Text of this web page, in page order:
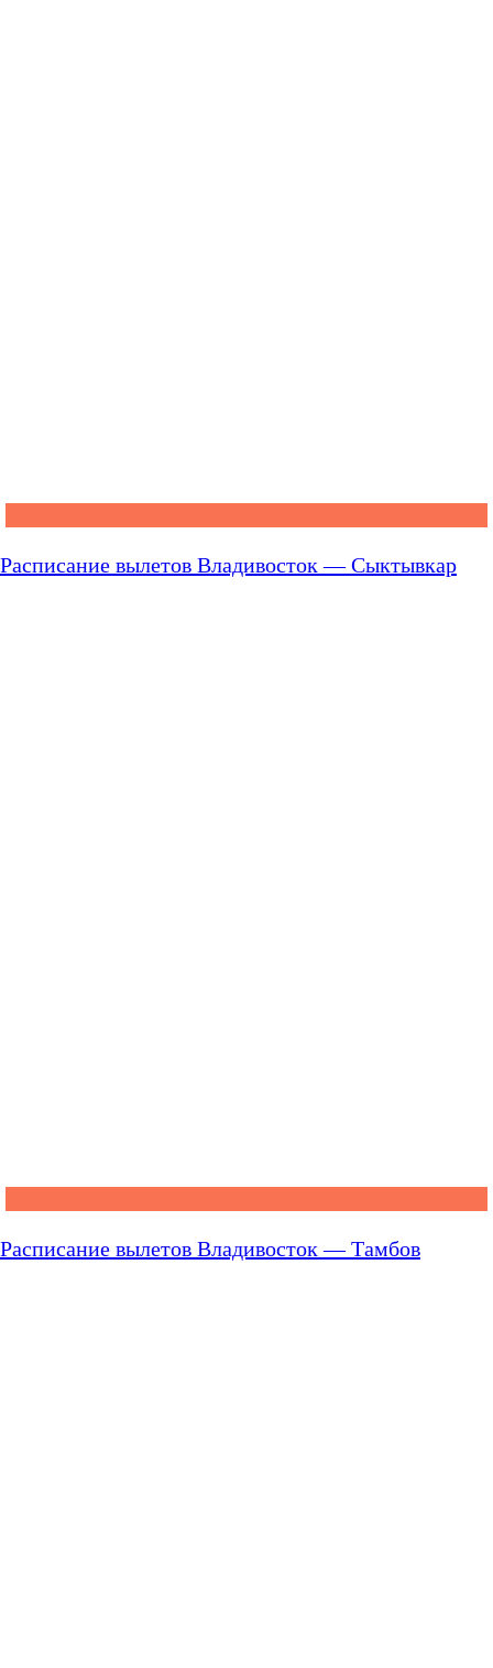
Расписание вылетов Владивосток — Сыктывкар
Расписание вылетов Владивосток — Тамбов